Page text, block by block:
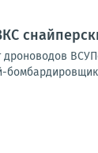
дроноводов